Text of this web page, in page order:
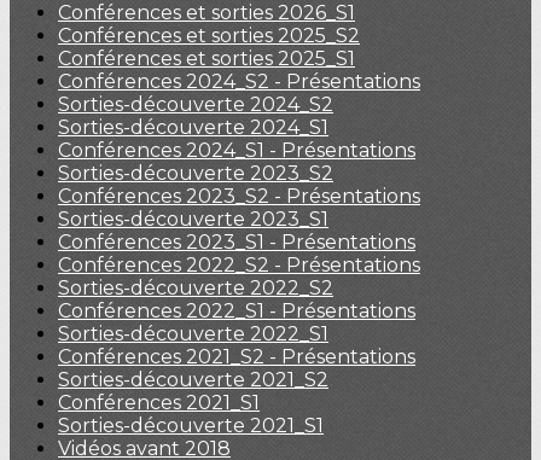
Conférences et sorties 2026_S1
Conférences et sorties 2025_S2
Conférences et sorties 2025_S1
Conférences 2024_S2 - Présentations
Sorties-découverte 2024_S2
Sorties-découverte 2024_S1
Conférences 2024_S1 - Présentations
Sorties-découverte 2023_S2
Conférences 2023_S2 - Présentations
Sorties-découverte 2023_S1
Conférences 2023_S1 - Présentations
Conférences 2022_S2 - Présentations
Sorties-découverte 2022_S2
Conférences 2022_S1 - Présentations
Sorties-découverte 2022_S1
Conférences 2021_S2 - Présentations
Sorties-découverte 2021_S2
Conférences 2021_S1
Sorties-découverte 2021_S1
Vidéos avant 2018